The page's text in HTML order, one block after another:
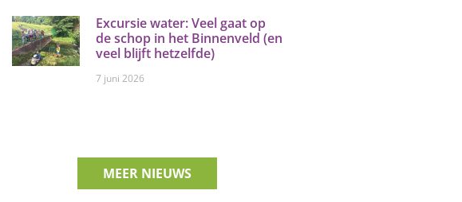
Excursie water: Veel gaat op
de schop in het Binnenveld (en
veel blijft hetzelfde)
7 juni 2026
MEER NIEUWS